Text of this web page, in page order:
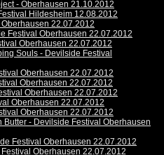
- Oberhausen 21.10.2012
Hildesheim 12.08.2012
22.07.2012
Festival Oberhausen 22.07.2012
Oberhausen 22.07.2012
Souls - Devilside Festival
Oberhausen 22.07.2012
Oberhausen 22.07.2012
Oberhausen 22.07.2012
Oberhausen 22.07.2012
Oberhausen 22.07.2012
Butter - Devilside Festival Oberhausen
Festival Oberhausen 22.07.2012
Oberhausen 22.07.2012